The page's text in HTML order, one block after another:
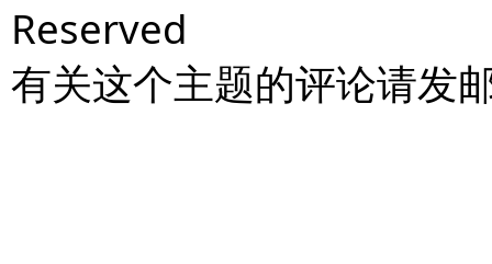
Reserved
有关这个主题的评论请发